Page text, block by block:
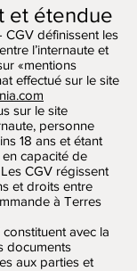
et étendue
CGV définissent les
l’internaute et
«mentions
effectué sur le site
sur le site
personne
18 ans et étant
capacité de
CGV régissent
et droits entre
à Terres
avec la
documents
aux parties et